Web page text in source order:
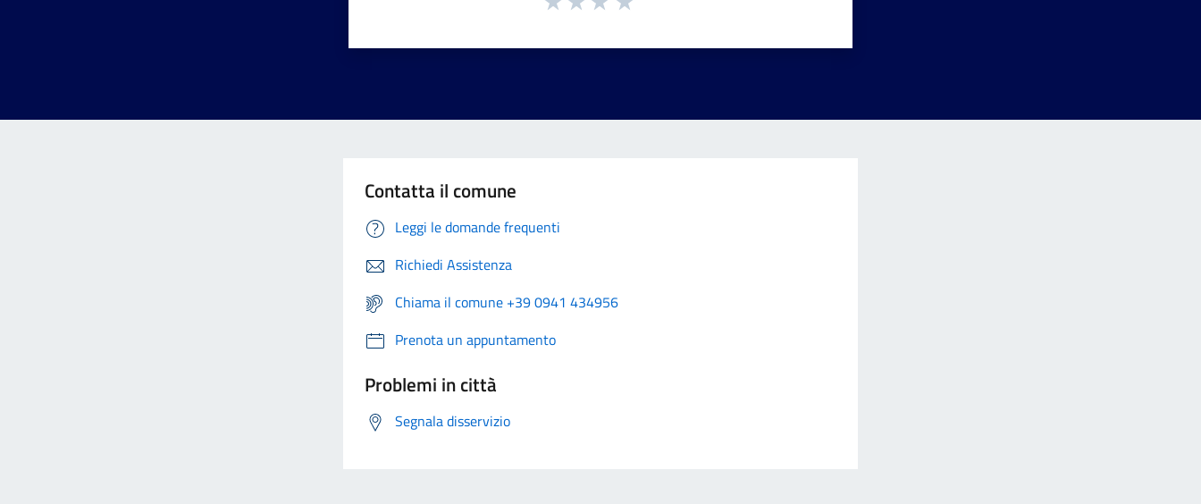
Contatta il comune
Leggi le domande frequenti
Richiedi Assistenza
Chiama il comune +39 0941 434956
Prenota un appuntamento
Problemi in città
Segnala disservizio